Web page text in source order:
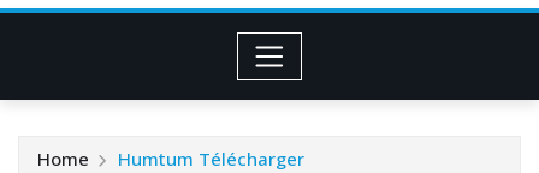
Home Humtum Télécharger